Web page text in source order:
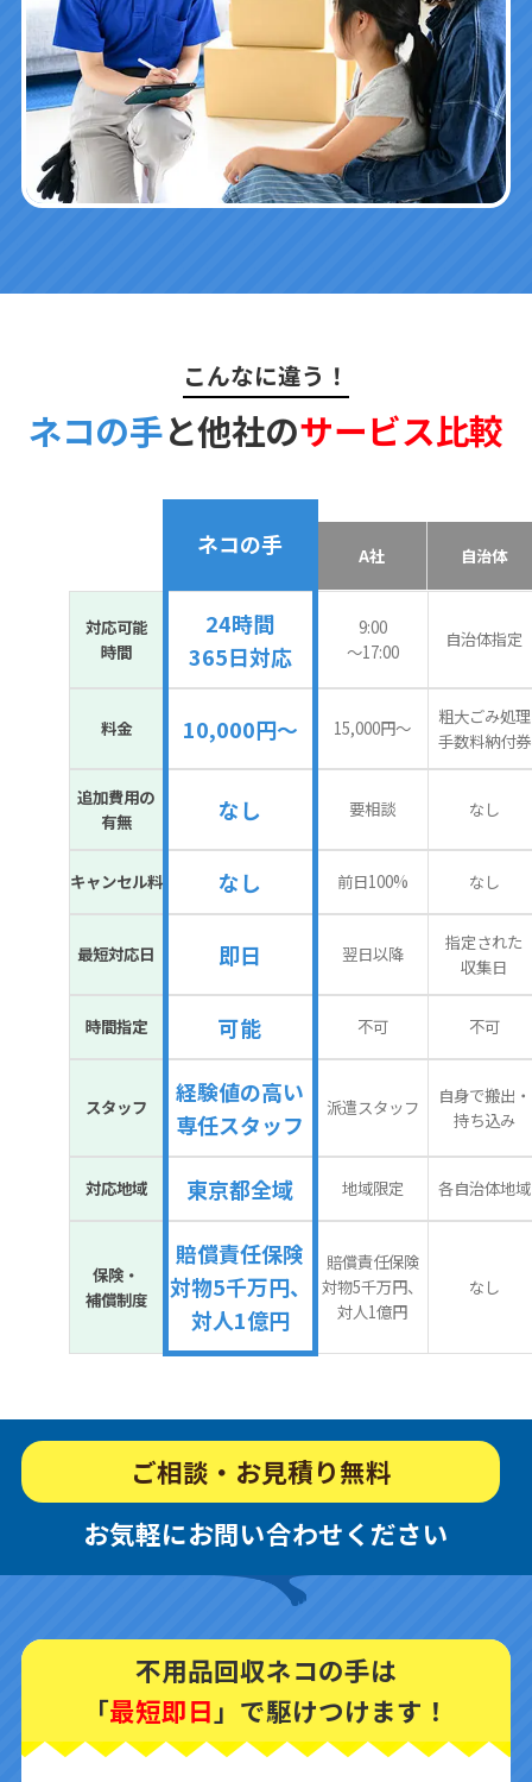
こんなに違う！
ネコの手と他社のサービス比較
ネコの手 A社 自治体
対応可能
時間
24時間
365日対応
9:00
〜17:00
自治体指定
料金 10,000円～ 15,000円〜
粗大ごみ処理
手数料納付券
追加費用の
有無
なし 要相談 なし
キャンセル料 なし 前日100% なし
最短対応日 即日 翌日以降
指定された
収集日
時間指定 可能 不可 不可
スタッフ
経験値の高い
専任スタッフ
派遣スタッフ
自身で搬出・
持ち込み
対応地域 東京都全域 地域限定 各自治体地域
保険・
補償制度
賠償責任保険
対物5千万円、
対人1億円
賠償責任保険
対物5千万円、
対人1億円
なし
ご相談・お見積り無料
お気軽にお問い合わせください
不用品回収ネコの手は
「最短即日 」で駆けつけます！